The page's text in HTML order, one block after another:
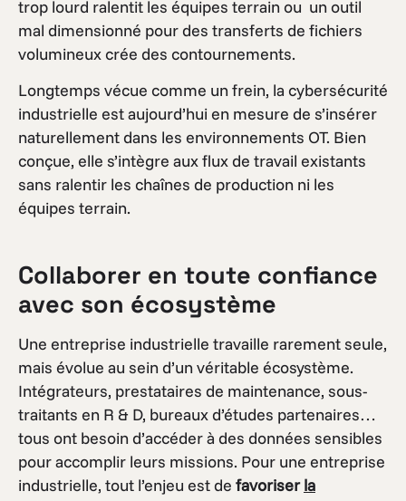
trop lourd ralentit les équipes terrain ou un outil
mal dimensionné pour des transferts de fichiers
volumineux crée des contournements.
Longtemps vécue comme un frein, la cybersécurité
industrielle est aujourd’hui en mesure de s’insérer
naturellement dans les environnements OT. Bien
conçue, elle s’intègre aux flux de travail existants
sans ralentir les chaînes de production ni les
équipes terrain.
Collaborer en toute confiance
avec son écosystème
Une entreprise industrielle travaille rarement seule,
mais évolue au sein d’un véritable écosystème.
Intégrateurs, prestataires de maintenance, sous-
traitants en R & D, bureaux d’études partenaires…
tous ont besoin d’accéder à des données sensibles
pour accomplir leurs missions. Pour une entreprise
industrielle, tout l’enjeu est de favoriserla